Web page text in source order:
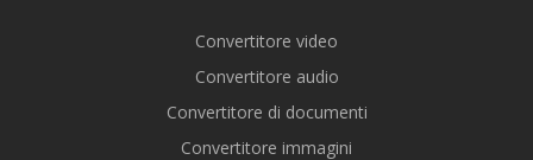
Convertitore video
Convertitore audio
Convertitore di documenti
Convertitore immagini